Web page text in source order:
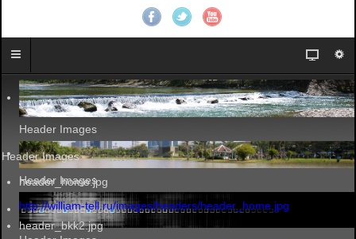
e
.
.
.
Header Images
Header Images
Header Images
header_home.jpg
http://william-tell.ru/images/headers/header_home.jpg
header_bkk2.jpg